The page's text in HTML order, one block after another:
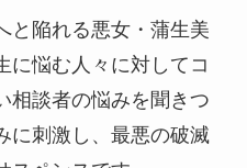
と陥れる悪女・蒲生美
に悩む人々に対してコ
相談者の悩みを聞きつ
に刺激し、最悪の破滅